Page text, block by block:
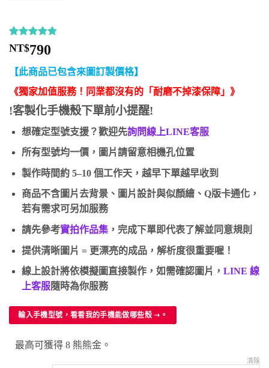
評分4.83
/ 5，已有
12
位顧客進
行評分
NT$790
【此商品已包含來圖訂製價格】
《獨家加值服務！同業都沒有的「耐磨不掉漆保障」》
!客製化手機殼下單前小提醒!
想確定型號支援？歡迎先詢問線上LINE客服
所有型號均一價，圖片請留意相機孔位置
製作時間約 5–10 個工作天，越早下單越早收到
商品不含圖片去背景、圖片設計與似顏繪、Q版卡通化，
若有需求可另加服務
請先參考實拍作品集，完成下單即代表了解並同意規則
提供清晰圖片 = 更漂亮的成品，解析度很重要喔！
線上設計將依模擬圖直接製作，如需確認圖片， LINE 線
上客服隨時為你服務
輸入手機型號，看看我的手機能做哪些殼 ➝。
最高可獲得 8 熊熊金。
清除